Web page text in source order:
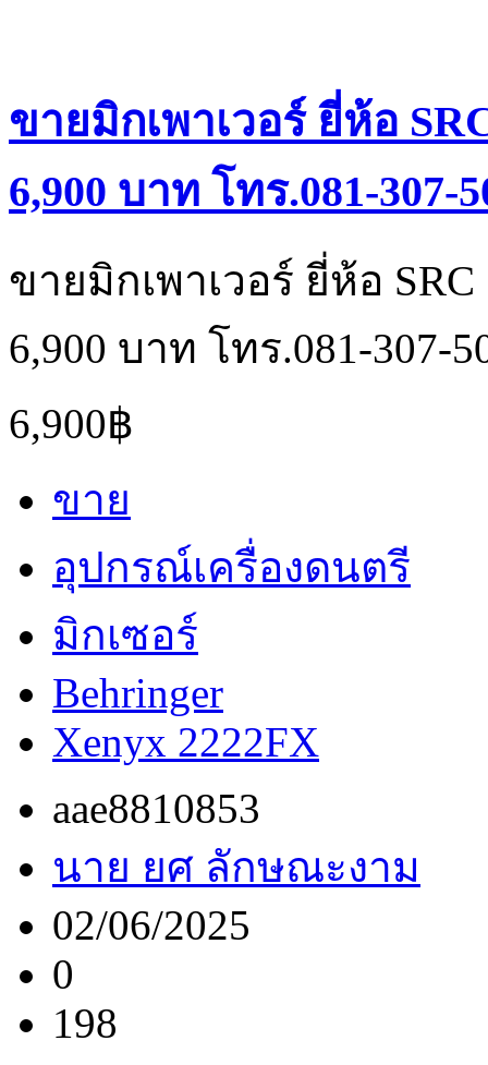
ขายมิกเพาเวอร์ ยี่ห้อ
6,900 บาท โทร.081-307-
ขายมิกเพาเวอร์ ยี่ห้อ
6,900 บาท โทร.081-307-
6,900฿
ขาย
อุปกรณ์เครื่องดนตรี
มิกเซอร์
Behringer
Xenyx 2222FX
aae8810853
นาย ยศ ลักษณะงาม
02/06/2025
0
198